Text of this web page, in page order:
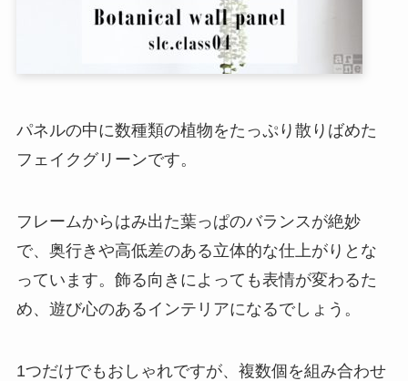
パネルの中に数種類の植物をたっぷり散りばめた
フェイクグリーンです。
フレームからはみ出た葉っぱのバランスが絶妙
で、奥行きや高低差のある立体的な仕上がりとな
っています。飾る向きによっても表情が変わるた
め、遊び心のあるインテリアになるでしょう。
1つだけでもおしゃれですが、複数個を組み合わせ